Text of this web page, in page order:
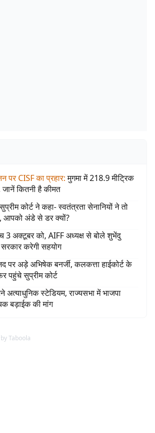
पर CISF का प्रहार: मुगमा में 218.9 मीट्रिक
कितनी है कीमत
कोर्ट ने कहा- स्वतंत्रता सेनानियों ने तो
आपको अंडे से डर क्यों?
3 अक्टूबर को, AIFF अध्यक्ष से बोले शुभेंदु
करेगी सहयोग
पर अड़े अभिषेक बनर्जी, कलकत्ता हाईकोर्ट के
पहुंचे सुप्रीम कोर्ट
अत्याधुनिक स्टेडियम, राज्यसभा में भाजपा
बड़ाईक की मांग
by Taboola